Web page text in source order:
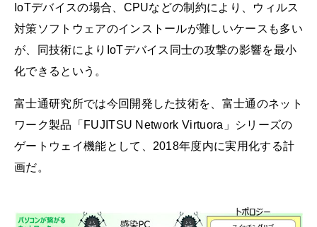
IoTデバイスの場合、CPUなどの制約により、ウィルス
対策ソフトウェアのインストールが難しいケースも多い
が、同技術によりIoTデバイス同士の攻撃の影響を最小
化できるという。
富士通研究所では今回開発した技術を、富士通のネット
ワーク製品「FUJITSU Network Virtuora」シリーズの
ゲートウェイ機能として、2018年度内に実用化する計
画だ。